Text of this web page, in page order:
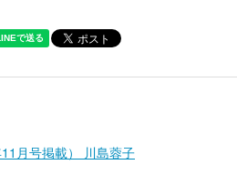
月号掲載） 川島蓉子